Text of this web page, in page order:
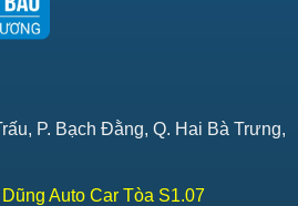
P. Bạch Đằng, Q. Hai Bà Trưng,
Auto Car Tòa S1.07